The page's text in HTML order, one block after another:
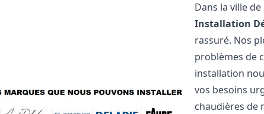
Dans la ville de
Installation
rassuré. Nos
problèmes de
installation
vos besoins
chaudières de